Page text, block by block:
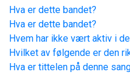
Hva er dette bandet?
Hva er dette bandet?
Hvem har ikke vært aktiv i
Hvilket av følgende er den
Hva er tittelen på denne